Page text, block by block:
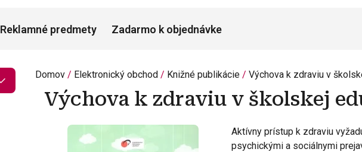
Reklamné predmety Zadarmo k objednávke
Domov Elektronický obchod Knižné publikácie Výchova k zdraviu v
Výchova k zdraviu v školskej
Aktívny prístup k zdraviu
psychickými a sociálnymi